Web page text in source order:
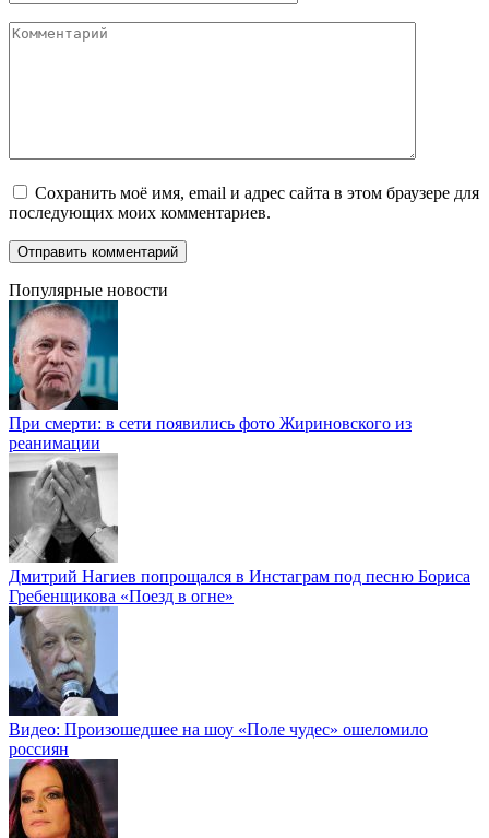
Комментарий
Сохранить моё имя, email и адрес сайта в этом браузере для
последующих моих комментариев.
Популярные новости
При смерти: в сети появились фото Жириновского из
реанимации
Дмитрий Нагиев попрощался в Инстаграм под песню Бориса
Гребенщикова «Поезд в огне»
Видео: Произошедшее на шоу «Поле чудес» ошеломило
россиян